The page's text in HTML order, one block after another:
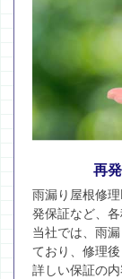
再
雨漏り屋根修
発保証など、各
当社では、雨
ており、修理
詳しい保証の